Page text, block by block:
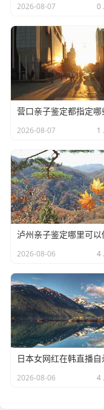
2026-08-07 0
2026-08-07 1
2026-08-06 4
2026-08-06 4